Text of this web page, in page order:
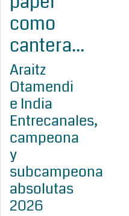
como
cantera...
Araitz
Otamendi
e India
Entrecanales,
campeona
y
subcampeona
absolutas
2026